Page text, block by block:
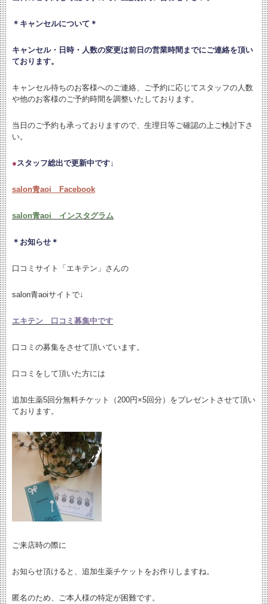
＊キャンセルについて＊
キャンセル・日時・人数の変更は前日の営業時間までにご連絡を頂い
ております。
キャンセル待ちのお客様へのご連絡、ご予約に応じてスタッフの人数
や他のお客様のご予約時間を調整いたしております。
当日のご予約も承っておりますので、生理日等ご確認の上ご検討下さ
い。
●スタッフ総出で更新中です↓
salon青aoi Facebook
salon青aoi インスタグラム
＊お知らせ＊
口コミサイト「エキテン」さんの
salon青aoiサイトで↓
エキテン 口コミ募集中です
口コミの募集をさせて頂いています。
口コミをして頂いた方には
追加生薬5回分無料チケット（200円×5回分）をプレゼントさせて頂い
ております。
ご来店時の際に
お知らせ頂けると、追加生薬チケットをお作りしますね。
匿名のため、ご本人様の特定が困難です。